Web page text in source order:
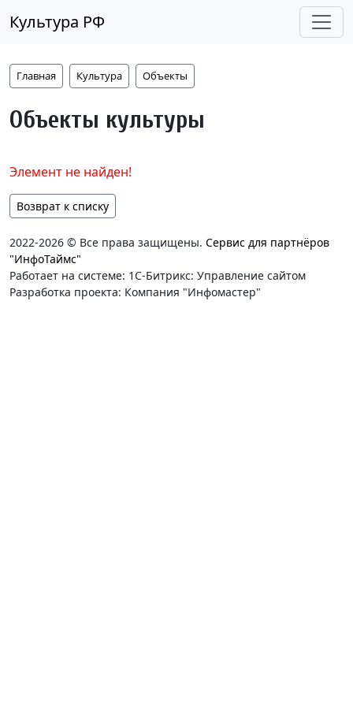
Культура РФ
Главная Культура Объекты
Объекты культуры
Элемент не найден!
Возврат к списку
2022-2026 © Все права защищены. Сервис для партнёров
"ИнфоТаймс"
Работает на системе: 1С-Битрикс: Управление сайтом
Разработка проекта: Компания "Инфомастер"